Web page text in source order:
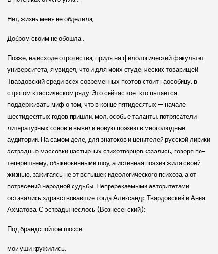
Нет, жизнь меня не обделила,
Добром своим не обошла…
Позже, на исходе отрочества, придя на филологический факультет
университета, я увидел, что и для моих студенческих товарищей
Твардовский среди всех современных поэтов стоит наособицу, в
строгом классическом ряду. Это сейчас кое-кто пытается
поддерживать миф о том, что в конце пятидесятых — начале
шестидесятых годов пришли, мол, особые таланты, потрясатели
литературных основ и вывели новую поэзию в многолюдные
аудитории. На самом деле, для знатоков и ценителей русской лирики
эстрадные массовки настырных стихотворцев казались, говоря по-
теперешнему, обыкновенными шоу, а истинная поэзия жила своей
жизнью, зажигаясь не от вспышек идеологического психоза, а от
потрясений народной судьбы. Непререкаемыми авторитетами
оставались здравствовавшие тогда Александр Твардовский и Анна
Ахматова. С эстрады неслось (Вознесенский):
Под брандспойтом шоссе
мои уши кружились,